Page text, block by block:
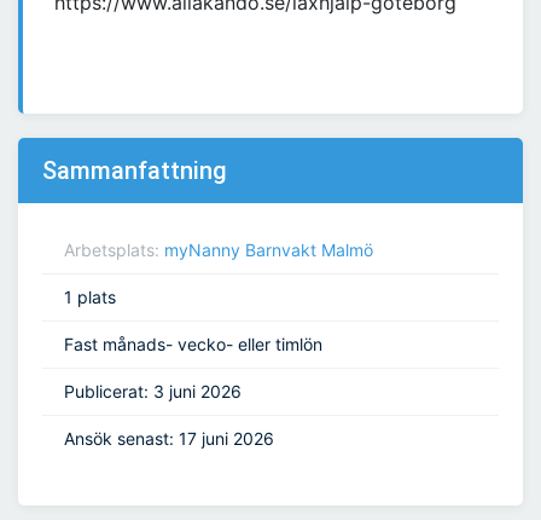
Sammanfattning
Arbetsplats: myNanny Barnvakt Malmö
1 plats
Fast månads- vecko- eller timlön
Publicerat: 3 juni 2026
Ansök senast: 17 juni 2026